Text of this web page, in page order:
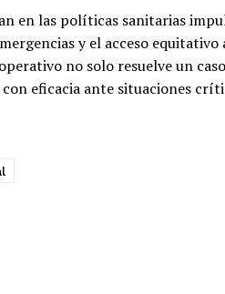
en las políticas sanitarias
y el acceso
no solo resuelve un
eficacia ante situaciones